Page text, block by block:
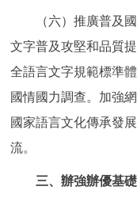
（六）推廣普及
文字普及攻堅和品質
全語言文字規範標準
國情國力調查。加強
國家語言文化傳承發
流。
三、辦強辦優基